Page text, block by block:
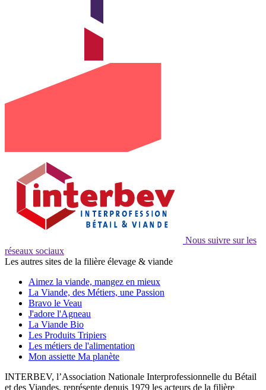
Nous suivre sur les
réseaux sociaux
Les autres sites de la filière élevage & viande
Aimez la viande, mangez en mieux
La Viande, des Métiers, une Passion
Bravo le Veau
J'adore l'Agneau
La Viande Bio
Les Produits Tripiers
Les métiers de l'alimentation
Mon assiette Ma planète
INTERBEV, l’Association Nationale Interprofessionnelle du Bétail
et des Viandes, représente depuis 1979 les acteurs de la filière